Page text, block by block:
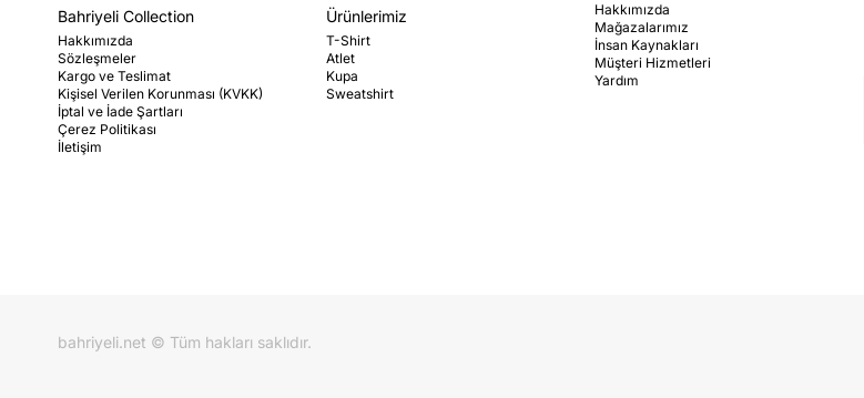
Bahriyeli Collection
Hakkımızda
Sözleşmeler
Kargo ve Teslimat
Kişisel Verilen Korunması (KVKK)
İptal ve İade Şartları
Çerez Politikası
İletişim
Ürünlerimiz
T-Shirt
Atlet
Kupa
Sweatshirt
Hakkımızda
Mağazalarımız
İnsan Kaynakları
Müşteri Hizmetleri
Yardım
bahriyeli.net © Tüm hakları saklıdır.